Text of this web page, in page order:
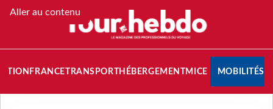
Aller au contenu
FRANCETRANSPORT HÉBERGEMENTMICE MOBILITÉS